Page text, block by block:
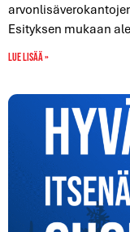
Esityksen mukaan
Lue lisää »